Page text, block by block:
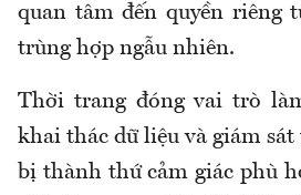
quan tâm đến quyền riêng
trùng hợp ngẫu nhiên.
Thời trang đóng vai trò
khai thác dữ liệu và giám
bị thành thứ cảm giác phù